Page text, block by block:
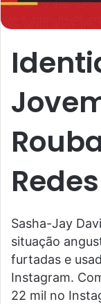
Sasha-Jay
situação
furtadas e
Instagram.
22 mil no